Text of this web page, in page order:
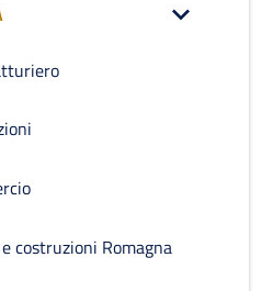
costruzioni Romagna